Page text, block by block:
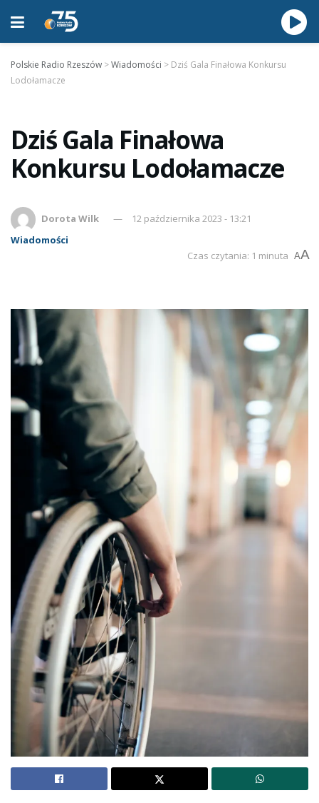
Polskie Radio Rzeszów >Wiadomości > Dziś Gala Finałowa Konkursu
Lodołamacze
Dziś Gala Finałowa
Konkursu Lodołamacze
Dorota Wilk
12 października 2023 - 13:21
Wiadomości
Czas czytania: 1 minuta AA